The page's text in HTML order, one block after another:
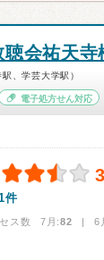
会祐天
、学芸大学駅）
電子処方せん対応
件
ス数 7月:82 | 6